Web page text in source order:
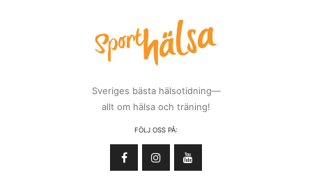
Sveriges bästa hälsotidning—
allt om hälsa och träning!
FÖLJ OSS PÅ: